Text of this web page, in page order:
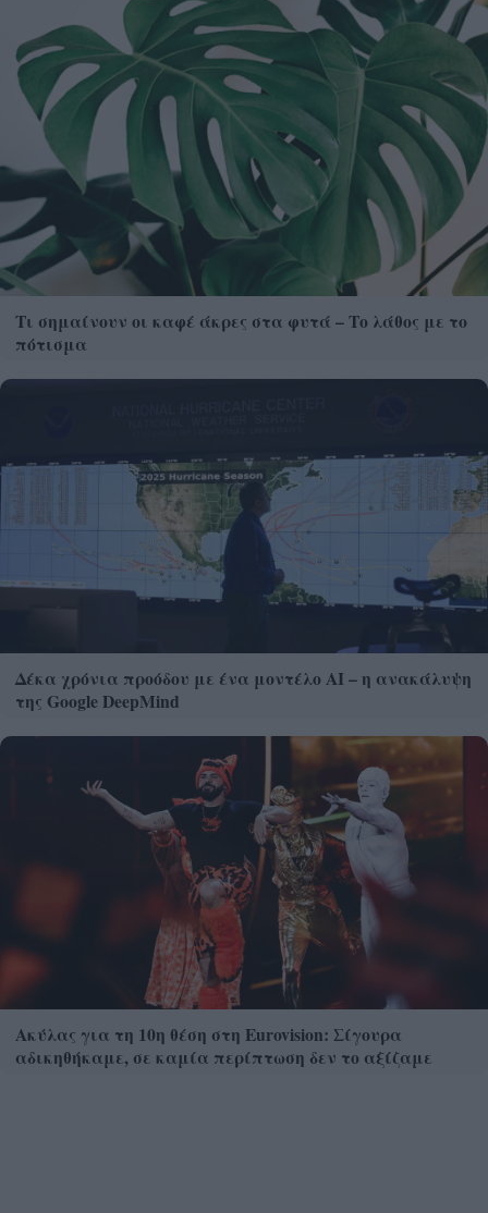
Τι σημαίνουν οι καφέ άκρες στα φυτά – Το λάθος με το
πότισμα
Δέκα χρόνια προόδου με ένα μοντέλο ΑΙ – η ανακάλυψη
της Google DeepMind
Ακύλας για τη 10η θέση στη Eurovision: Σίγουρα
αδικηθήκαμε, σε καμία περίπτωση δεν το αξίζαμε